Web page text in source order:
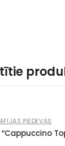
PIEDEVAS
“Cappuccino